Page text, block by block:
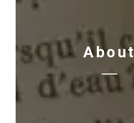
About